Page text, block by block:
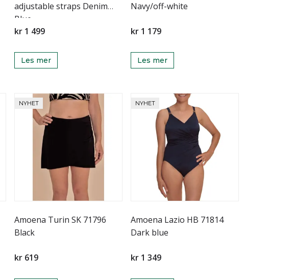
adjustable straps Denim
Blue
kr 1 499
Les mer
Navy/off-white
kr 1 179
Les mer
NYHET
Amoena Turin SK 71796
Black
kr 619
NYHET
Amoena Lazio HB 71814
Dark blue
kr 1 349